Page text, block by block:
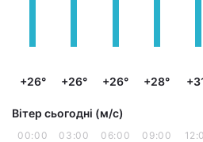
+26° +26° +26° +28°
Вітер сьогодні (м/с)
00:00 03:00 06:00 09:00